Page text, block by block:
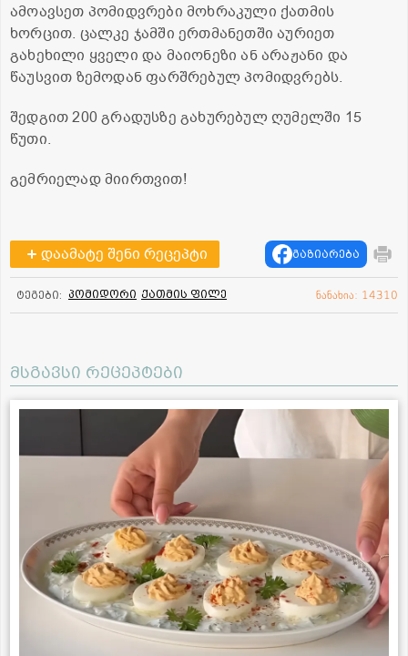
ამოავსეთ პომიდვრები მოხრაკული ქათმის
ხორცით. ცალკე ჯამში ერთმანეთში აურიეთ
გახეხილი ყველი და მაიონეზი ან არაჟანი და
წაუსვით ზემოდან ფარშრებულ პომიდვრებს.
შედგით 200 გრადუსზე გახურებულ ღუმელში 15
წუთი.
გემრიელად მიირთვით!
დაამატე შენი რეცეპტი გაზიარება
ტეგები: პომიდორი ქათმის ფილე ნანახია: 14310
მსგავსი რეცეპტები